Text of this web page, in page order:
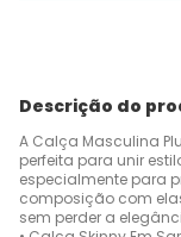
Descrição do
A Calça Masculina
perfeita para unir
especialmente para
composição com
sem perder a